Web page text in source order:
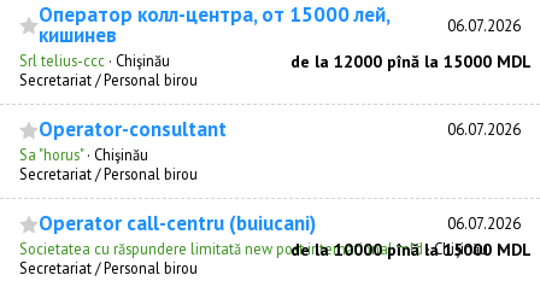
Оператор колл-центра, от 15000 лей,
кишинев 06.07.2026
Srl telius-ccc · Chişinău de la 12000 pînă la 15000 MDL
Secretariat / Personal birou
Operator-consultant 06.07.2026
Sa "horus"· Chişinău
Secretariat / Personal birou
Operator сall-сentru (buiucani) 06.07.2026
Societatea cu răspundere limitată new post international mld·Chişinău
de la 10000 pînă la 15000 MDL
Secretariat / Personal birou